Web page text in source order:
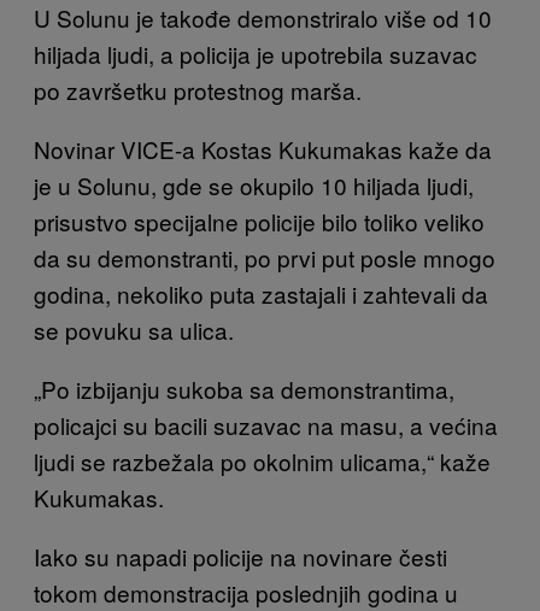
U Solunu je takođe demonstriralo više od 10
hiljada ljudi, a policija je upotrebila suzavac
po završetku protestnog marša.
Novinar VICE-a Kostas Kukumakas kaže da
je u Solunu, gde se okupilo 10 hiljada ljudi,
prisustvo specijalne policije bilo toliko veliko
da su demonstranti, po prvi put posle mnogo
godina, nekoliko puta zastajali i zahtevali da
se povuku sa ulica.
„Po izbijanju sukoba sa demonstrantima,
policajci su bacili suzavac na masu, a većina
ljudi se razbežala po okolnim ulicama,“ kaže
Kukumakas.
Iako su napadi policije na novinare česti
tokom demonstracija poslednjih godina u